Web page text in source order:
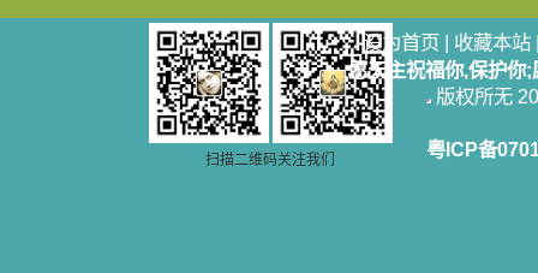
扫描二维码关注我们
设为首页 | 收藏本站
愿天主祝福你,保护你
版权所无
粤ICP备